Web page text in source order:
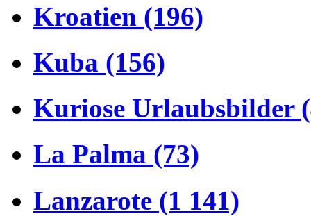
Kroatien (196)
Kuba (156)
Kuriose Urlaubsbilder
La Palma (73)
Lanzarote (1 141)